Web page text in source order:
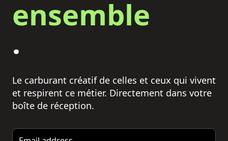
ensemble
.
Le carburant créatif de celles et ceux qui vivent
et respirent ce métier. Directement dans votre
boîte de réception.
Email address